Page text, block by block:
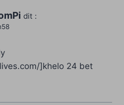
dit :
]khelo 24 bet